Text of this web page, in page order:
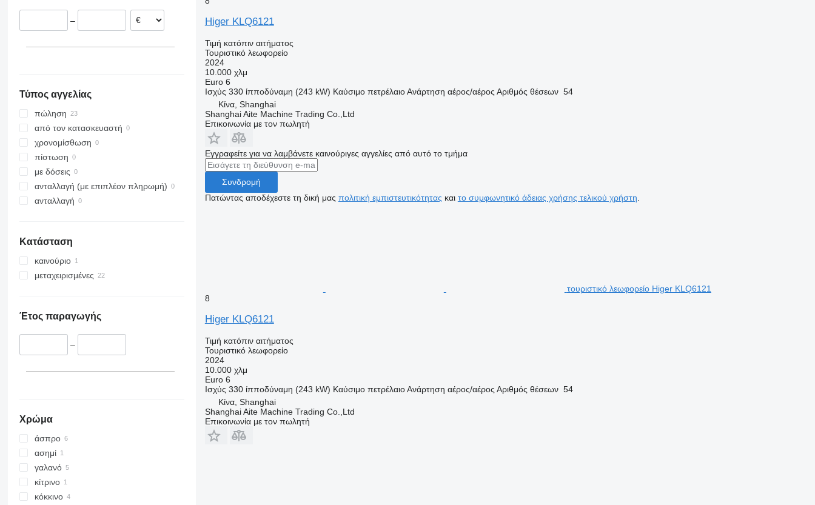
–
Τύπος αγγελίας
πώληση
από τον κατασκευαστή
χρονομίσθωση
πίστωση
με δόσεις
ανταλλαγή (με επιπλέον πληρωμή)
ανταλλαγή
Κατάσταση
καινούριο
μεταχειρισμένες
Έτος παραγωγής
–
Χρώμα
άσπρο
ασημί
γαλανό
κίτρινο
κόκκινο
Higer KLQ6121
Τιμή κατόπιν αιτήματος
Τουριστικό λεωφορείο
2024
10.000 χλμ
Euro 6
Ισχύς 330 ίπποδύναμη (243 kW) Καύσιμο πετρέλαιο Ανάρτηση αέρος/αέρος Αριθμός θέσεων 54
Κίνα, Shanghai
Shanghai Aite Machine Trading Co.,Ltd
Επικοινωνία με τον πωλητή
Εγγραφείτε για να λαμβάνετε καινούριγες αγγελίες από αυτό το τμήμα
Συνδρομή
Πατώντας αποδέχεστε τη δική μας πολιτική εμπιστευτικότητας και το συμφωνητικό άδειας χρήσης τελικού χρήστη
τουριστικό λεωφορείο Higer KLQ6121
8
Higer KLQ6121
Τιμή κατόπιν αιτήματος
Τουριστικό λεωφορείο
2024
10.000 χλμ
Euro 6
Ισχύς 330 ίπποδύναμη (243 kW) Καύσιμο πετρέλαιο Ανάρτηση αέρος/αέρος Αριθμός θέσεων 54
Κίνα, Shanghai
Shanghai Aite Machine Trading Co.,Ltd
Επικοινωνία με τον πωλητή